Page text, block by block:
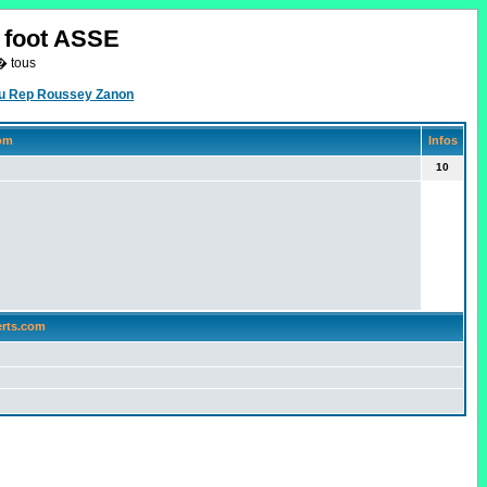
ASSE
tous
Rep Roussey Zanon
Infos
10